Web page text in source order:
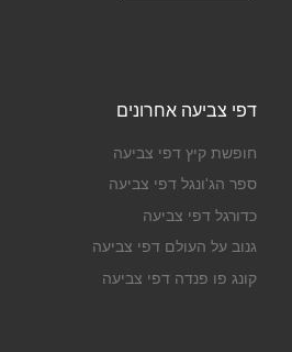
דפי צביעה אחרונים
חופשת קיץ דפי צביעה
ספר הג'ונגל דפי צביעה
כדורגל דפי צביעה
גנוב על העולם דפי צביעה
קונג פו פנדה דפי צביעה